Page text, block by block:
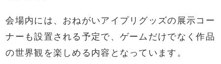
会場内には、おねがいアイプリグッズの展示コー
ナーも設置される予定で、ゲームだけでなく作品
の世界観を楽しめる内容となっています。